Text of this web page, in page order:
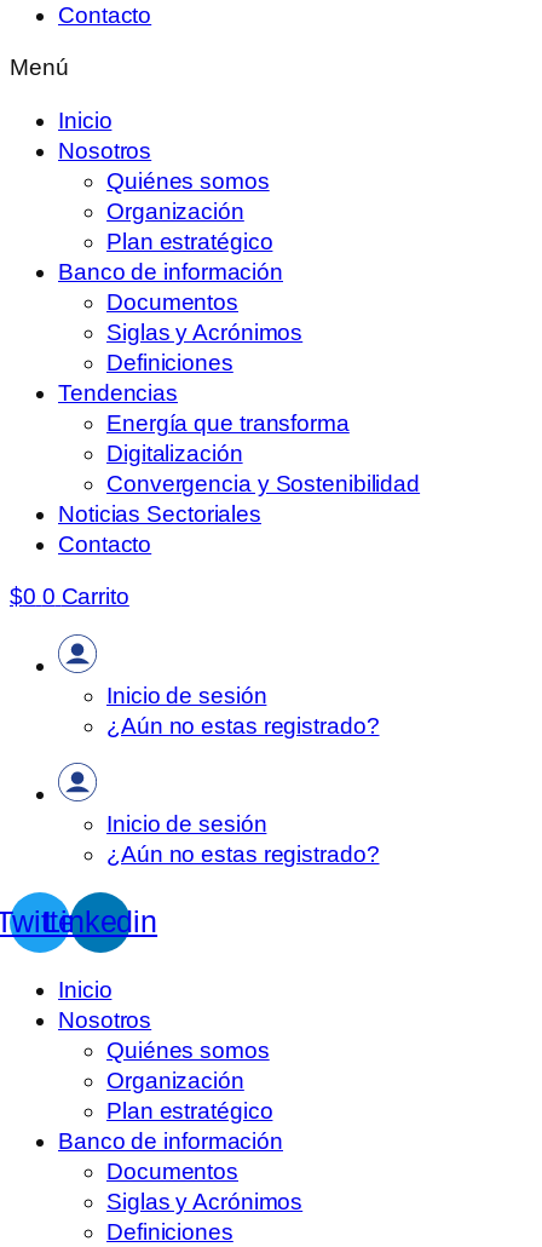
Contacto
Menú
Inicio
Nosotros
Quiénes somos
Organización
Plan estratégico
Banco de información
Documentos
Siglas y Acrónimos
Definiciones
Tendencias
Energía que transforma
Digitalización
Convergencia y Sostenibilidad
Noticias Sectoriales
Contacto
$0 0 Carrito
Inicio de sesión
¿Aún no estas registrado?
Inicio de sesión
¿Aún no estas registrado?
Linkedin
Inicio
Nosotros
Quiénes somos
Organización
Plan estratégico
Banco de información
Documentos
Siglas y Acrónimos
Definiciones